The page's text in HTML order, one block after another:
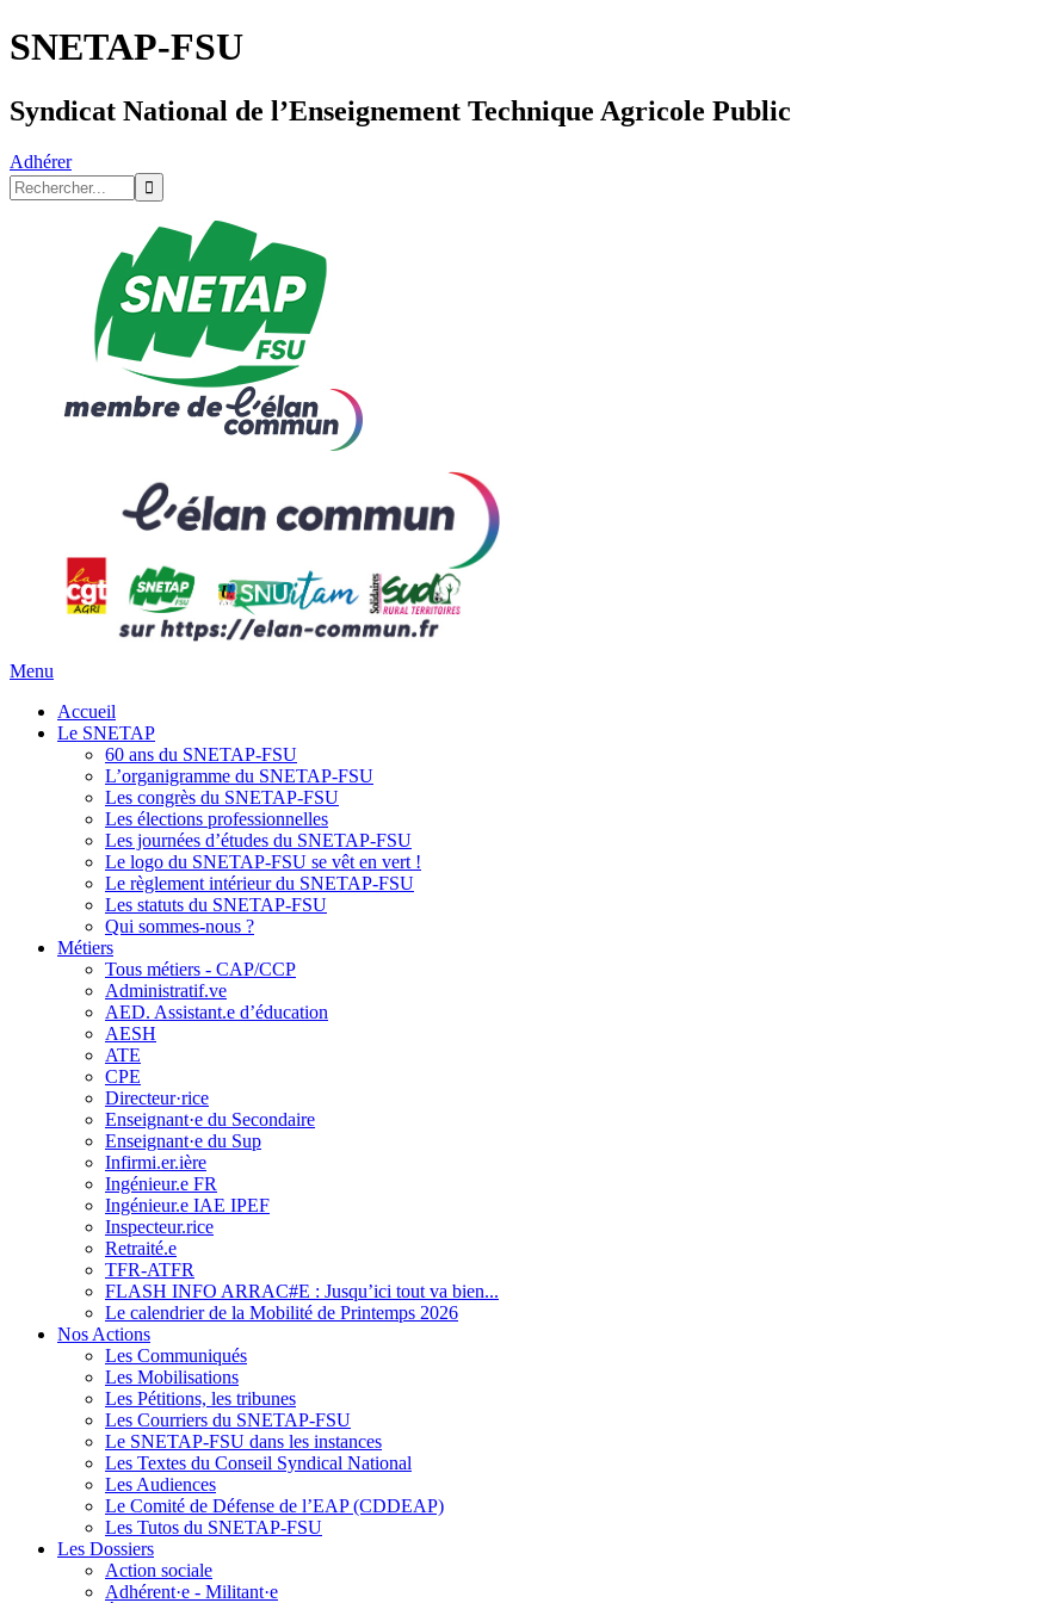
SNETAP-FSU
Syndicat National de l’Enseignement Technique Agricole Public
Adhérer
Menu
Accueil
Le SNETAP
60 ans du SNETAP-FSU
L’organigramme du SNETAP-FSU
Les congrès du SNETAP-FSU
Les élections professionnelles
Les journées d’études du SNETAP-FSU
Le logo du SNETAP-FSU se vêt en vert !
Le règlement intérieur du SNETAP-FSU
Les statuts du SNETAP-FSU
Qui sommes-nous ?
Métiers
Tous métiers - CAP/CCP
Administratif.ve
AED. Assistant.e d’éducation
AESH
ATE
CPE
Directeur·rice
Enseignant·e du Secondaire
Enseignant·e du Sup
Infirmi.er.ière
Ingénieur.e FR
Ingénieur.e IAE IPEF
Inspecteur.rice
Retraité.e
TFR-ATFR
FLASH INFO ARRAC#E : Jusqu’ici tout va bien...
Le calendrier de la Mobilité de Printemps 2026
Nos Actions
Les Communiqués
Les Mobilisations
Les Pétitions, les tribunes
Les Courriers du SNETAP-FSU
Le SNETAP-FSU dans les instances
Les Textes du Conseil Syndical National
Les Audiences
Le Comité de Défense de l’EAP (CDDEAP)
Les Tutos du SNETAP-FSU
Les Dossiers
Action sociale
Adhérent·e - Militant·e